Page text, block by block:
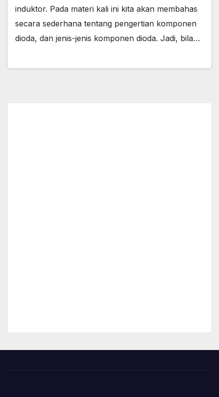
induktor. Pada materi kali ini kita akan membahas
secara sederhana tentang pengertian komponen
dioda, dan jenis-jenis komponen dioda. Jadi, bila…